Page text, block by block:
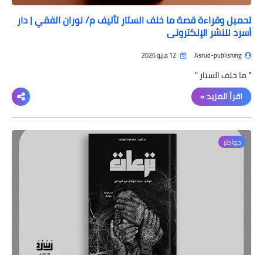
تحميل وقراءة قصة ما خلف الستار تأليف م/ نوران الفقي | دار
أسرد للنشر الإلكتروني
Asrud-publishing
" ما خلف الستار "
اقرأ المزيد »
خواطر